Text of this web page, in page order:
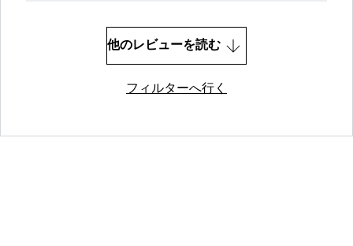
他のレビューを読む
フィルターへ行く